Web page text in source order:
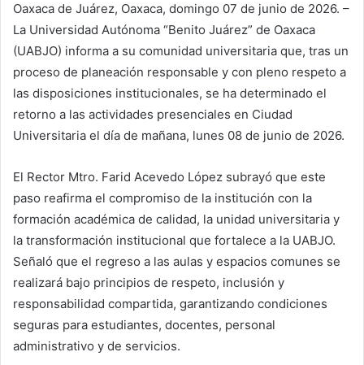
Oaxaca de Juárez, Oaxaca, domingo 07 de junio de 2026. –
La Universidad Autónoma “Benito Juárez” de Oaxaca
(UABJO) informa a su comunidad universitaria que, tras un
proceso de planeación responsable y con pleno respeto a
las disposiciones institucionales, se ha determinado el
retorno a las actividades presenciales en Ciudad
Universitaria el día de mañana, lunes 08 de junio de 2026.
El Rector Mtro. Farid Acevedo López subrayó que este
paso reafirma el compromiso de la institución con la
formación académica de calidad, la unidad universitaria y
la transformación institucional que fortalece a la UABJO.
Señaló que el regreso a las aulas y espacios comunes se
realizará bajo principios de respeto, inclusión y
responsabilidad compartida, garantizando condiciones
seguras para estudiantes, docentes, personal
administrativo y de servicios.